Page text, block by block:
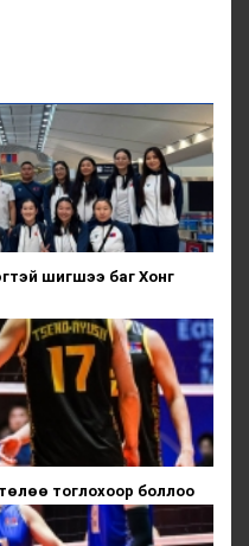
шигшээ баг Хонг
тоглохоор боллоо